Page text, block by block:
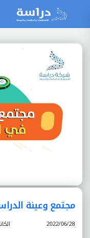
مجتمع وعينة
2022/06/28